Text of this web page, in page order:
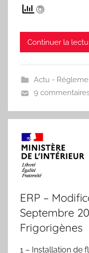
Continuer la
Actu -
9
ERP –
Septembre
Frigorigènes
1 – Installation de